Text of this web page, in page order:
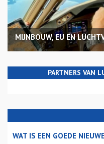
MIJNBOUW, EU EN
PARTNERS VAN
WAT IS EEN GOEDE